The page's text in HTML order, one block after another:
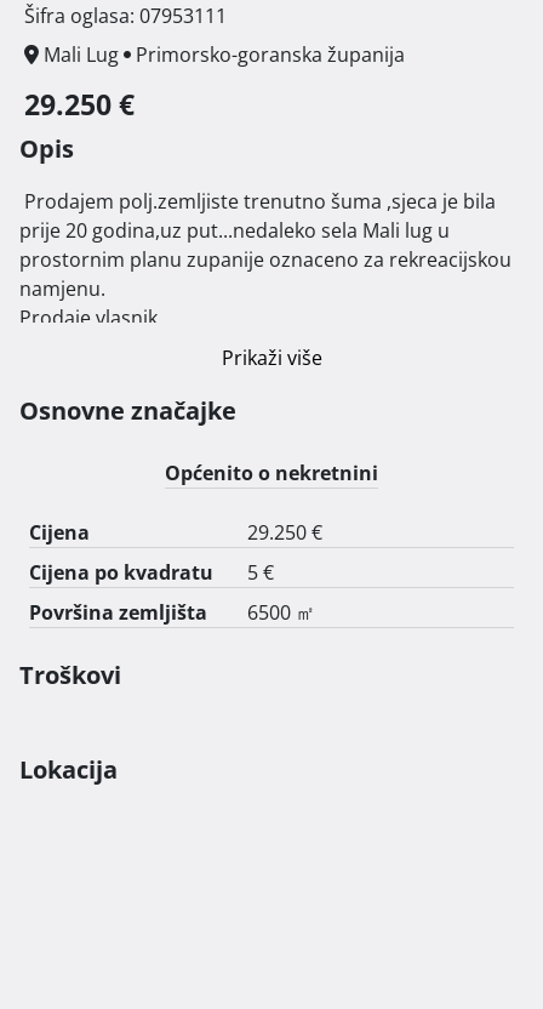
Šifra oglasa: 07953111
Mali Lug
Primorsko-goranska županija
29.250 €
Opis
prije 20 godina,uz put...nedaleko sela Mali lug u
prostornim planu zupanije oznaceno za rekreacijskou
namjenu.
Prodaje vlasnik.
Prikaži više
Osnovne značajke
Općenito o nekretnini
Cijena
29.250 €
Cijena po kvadratu
5 €
Površina zemljišta
6500 ㎡
Troškovi
Lokacija